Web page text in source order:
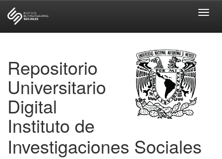
Repositorio
Universitario
Digital
Instituto de
Investigaciones Sociales